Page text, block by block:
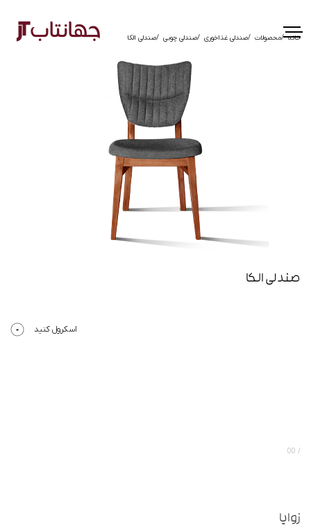
خانه محصولات صندلی غذاخوری صندلی چوبی صندلی الکا
صندلی الکا
اسکرول کنید
00
زوایا